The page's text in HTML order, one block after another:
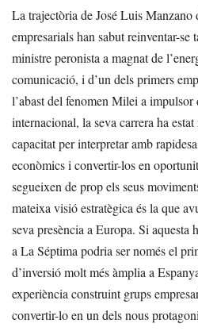
La trajectòria de José Luis Manzano
empresarials han sabut reinventar-se
ministre peronista a magnat de
comunicació, i d’un dels primers
l’abast del fenomen Milei a impulsor
internacional, la seva carrera ha
capacitat per interpretar amb
econòmics i convertir-los en
segueixen de prop els seus
mateixa visió estratègica és la que
seva presència a Europa. Si aquesta
a La Séptima podria ser només el
d’inversió molt més àmplia a
experiència construint grups
convertir-lo en un dels nous